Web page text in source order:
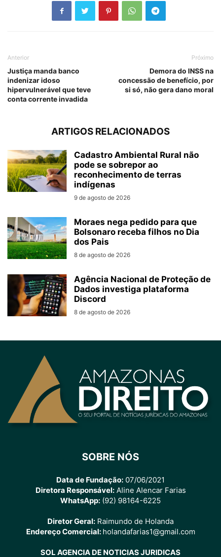
Anterior
Justiça manda banco
indenizar idoso
hipervulnerável que teve
conta corrente invadida
Próximo
Demora do INSS na
concessão de benefício, por
si só, não gera dano moral
ARTIGOS RELACIONADOS
Cadastro Ambiental Rural não
pode se sobrepor ao
reconhecimento de terras
indígenas
9 de agosto de 2026
Moraes nega pedido para que
Bolsonaro receba filhos no Dia
dos Pais
8 de agosto de 2026
Agência Nacional de Proteção de
Dados investiga plataforma
Discord
8 de agosto de 2026
SOBRE NÓS
Data de Fundação: 07/06/2021
Diretora Responsável:Aline Alencar Farias
WhatsApp: (92) 98164-6225
Diretor Geral: Raimundo de Holanda
Endereço Comercial: holandafarias1@gmail.com
SOL AGENCIA DE NOTICIAS JURIDICAS